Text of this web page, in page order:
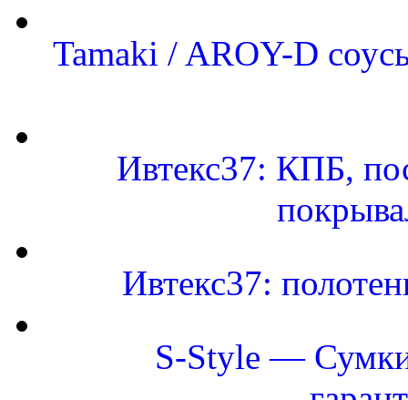
Tamaki / AROY-D
Ивтекс37: КПБ,
Ивтекс37:
S-Style — Сумки